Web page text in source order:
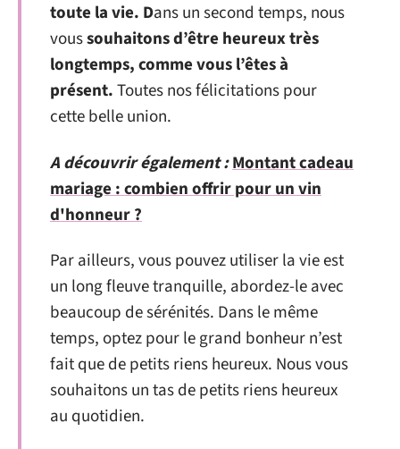
toute la vie. Dans un second temps, nous
voussouhaitons d’être heureux très
longtemps, comme vous l’êtes à
présent.Toutes nos félicitations pour
cette belle union.
A découvrir également :Montant cadeau
mariage : combien offrir pour un vin
d'honneur ?
Par ailleurs, vous pouvez utiliser la vie est
un long fleuve tranquille, abordez-le avec
beaucoup de sérénités. Dans le même
temps, optez pour le grand bonheur n’est
fait que de petits riens heureux. Nous vous
souhaitons un tas de petits riens heureux
au quotidien.